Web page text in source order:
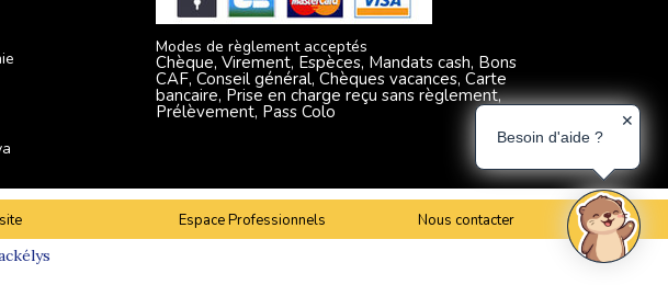
Modes de règlement acceptés
Chèque, Virement, Espèces, Mandats cash, Bons
CAF, Conseil général, Chèques vacances, Carte
bancaire, Prise en charge reçu sans règlement,
Prélèvement, Pass Colo
Espace Professionnels
Nous contacter
Besoin d'aide ?
✕